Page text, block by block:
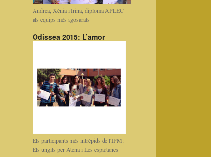
Andrea, Xènia i Irina, diploma APLEC
als equips més agosarats
Odissea 2015: L’amor
Els participants més intrèpids de l'IPM:
Els ungits per Atena i Les espartanes